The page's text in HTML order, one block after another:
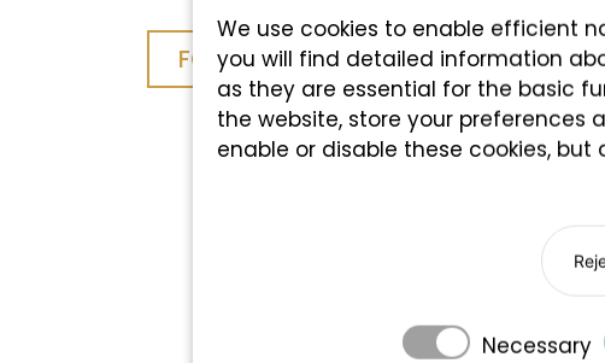
We use cookies to enable efficient
you will find detailed information
as they are essential for the basic
the website, store your preferences
enable or disable these cookies,
Necessary
FOGLALÁS